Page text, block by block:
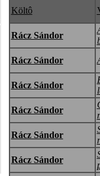
Költô
Rácz Sándor
Rácz Sándor
Rácz Sándor
Rácz Sándor
Rácz Sándor
Rácz Sándor